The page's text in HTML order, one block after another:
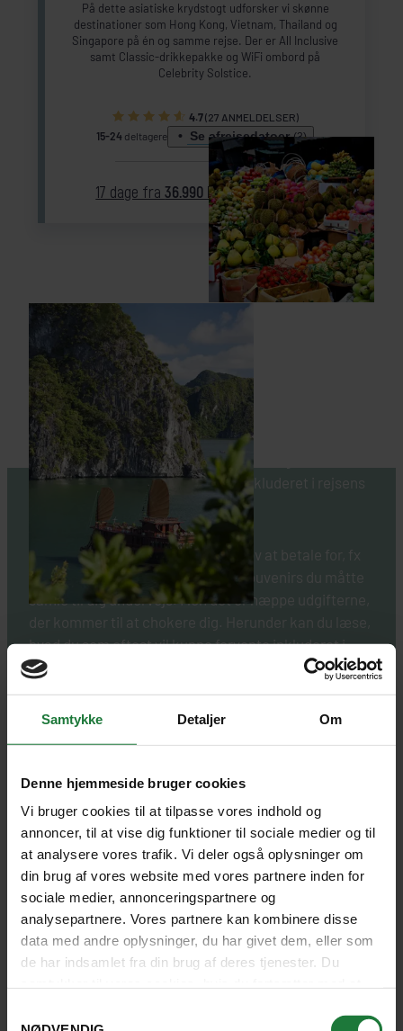
Samtykke Detaljer Om
Denne hjemmeside bruger cookies
Vi bruger cookies til at tilpasse vores indhold og
annoncer, til at vise dig funktioner til sociale medier og til
at analysere vores trafik. Vi deler også oplysninger om
din brug af vores website med vores partnere inden for
sociale medier, annonceringspartnere og
analysepartnere. Vores partnere kan kombinere disse
data med andre oplysninger, du har givet dem, eller som
de har indsamlet fra din brug af deres tjenester. Du
På dette asiatiske krydstogt udforsker vi skønne
destinationer som Hong Kong, Vietnam, Thailand og
Singapore på én og samme rejse. Der er All Inclusive
samt Classic-drikkepakke og WiFi ombord på
Celebrity Solstice.
4.7(27 ANMELDELSER)
15-24 deltagere Se afrejsedatoer(3)
17 dage fra36.990 kr. SE REJSE
HVAD ER INKLUDERET I EN
RUNDREJSE?
Når du rejser med os på rundrejse til Vietnam, kan du
glæde dig over, at en rigtig stor del af udgifterne, fx til
entré, transport, måltider, osv. er inkluderet i rejsens
Naturligvis er der ting, du selv får lov at betale for, fx
en drink inden middagen eller de souvenirs du måtte
samle til dig undervejs. Men det er næppe udgifterne,
der kommer til at chokere dig. Herunder kan du læse,
hvad du som oftest vil kunne forvente inkluderet i
rundrejsens pris.
Fly fra Danmark til Vietnam samt internt i
Vietnam, alt efter rejsen
udflugter
Transport til og fra lufthavnen samt mellem
de forskellige steder
3- og 4-stjernede hoteller
Morgenmad hver dag samt frokost og
middag flere af dagene. Herunder
drikkepenge.
Dansk rejseleder med et passioneret